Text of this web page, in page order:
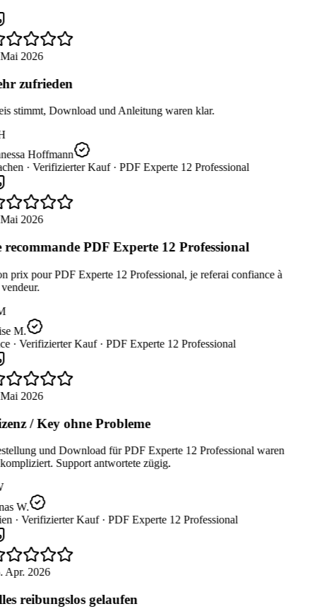
2026
zufrieden
stimmt, Download und Anleitung waren klar.
Hoffmann
· Verifizierter Kauf · PDF Experte 12 Professional
2026
recommande PDF Experte 12 Professional
prix pour PDF Experte 12 Professional, je referai confiance à
M.
· Verifizierter Kauf · PDF Experte 12 Professional
2026
/ Key ohne Probleme
und Download für PDF Experte 12 Professional waren
Support antwortete zügig.
W.
· Verifizierter Kauf · PDF Experte 12 Professional
Apr. 2026
reibungslos gelaufen